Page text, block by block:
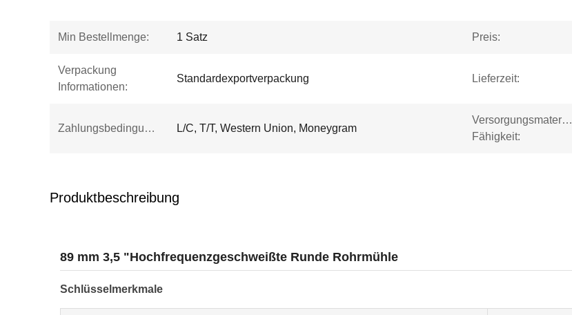
Min Bestellmenge: 1 Satz Preis:
Verpackung
Informationen:
Standardexportverpackung Lieferzeit:
Zahlungsbedingungen: L/C, T/T, Western Union, Moneygram
Versorgungsmaterial-
Fähigkeit:
Produktbeschreibung
89 mm 3,5 "Hochfrequenzgeschweißte Runde Rohrmühle
Schlüsselmerkmale